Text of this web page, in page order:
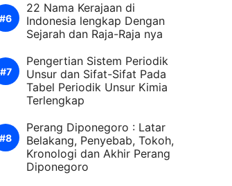
22 Nama Kerajaan di
Indonesia lengkap Dengan
Sejarah dan Raja-Raja nya
Pengertian Sistem Periodik
Unsur dan Sifat-Sifat Pada
Tabel Periodik Unsur Kimia
Terlengkap
Perang Diponegoro : Latar
Belakang, Penyebab, Tokoh,
Kronologi dan Akhir Perang
Diponegoro